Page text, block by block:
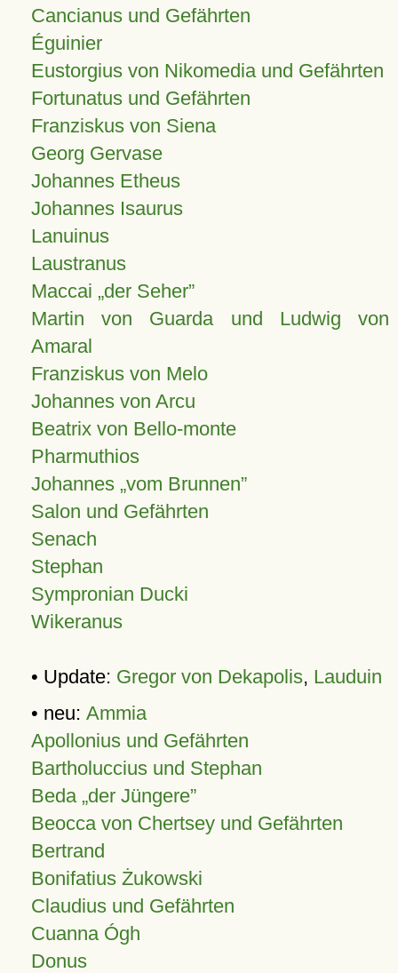
Cancianus und Gefährten
Éguinier
Eustorgius von Nikomedia und Gefährten
Fortunatus und Gefährten
Franziskus von Siena
Georg Gervase
Johannes Etheus
Johannes Isaurus
Lanuinus
Laustranus
Maccai „der Seher”
Martin von Guarda und Ludwig von
Amaral
Franziskus von Melo
Johannes von Arcu
Beatrix von Bello-monte
Pharmuthios
Johannes vom Brunnen
Salon und Gefährten
Senach
Stephan
Sympronian Ducki
Wikeranus
• Update: Gregor von Dekapolis, Lauduin
• neu: Ammia
Apollonius und Gefährten
Bartholuccius und Stephan
Beda „der Jüngere”
Beocca von Chertsey und Gefährten
Bertrand
Bonifatius Żukowski
Claudius und Gefährten
Cuanna Ógh
Donus